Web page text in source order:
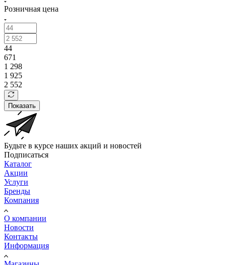
Розничная цена
44
671
1 298
1 925
2 552
Показать
Будьте в курсе наших акций и новостей
Подписаться
Каталог
Акции
Услуги
Бренды
Компания
О компании
Новости
Контакты
Информация